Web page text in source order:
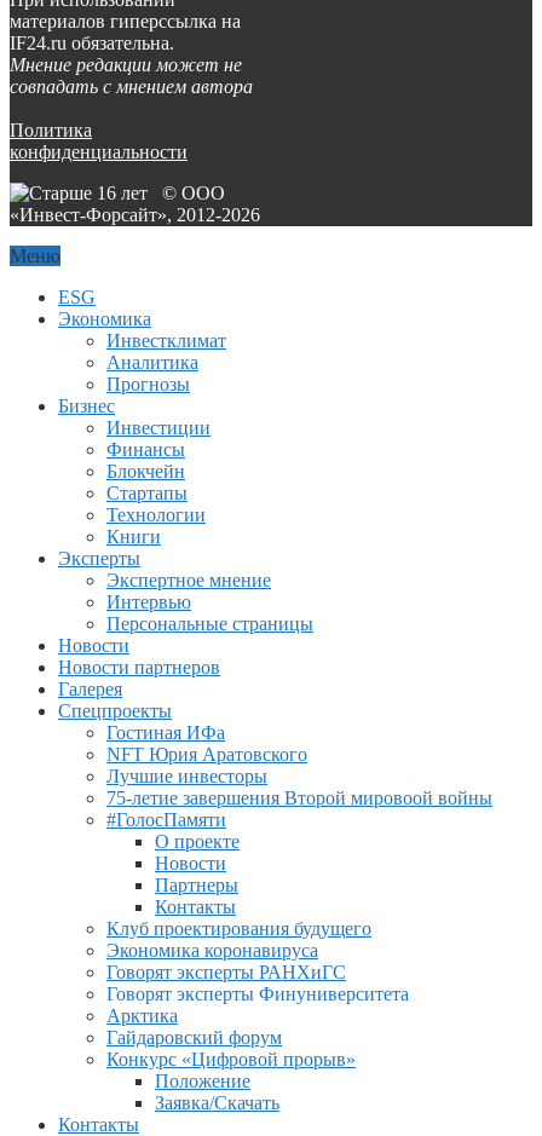
материалов гиперссылка на
IF24.ru обязательна.
Мнение редакции может не
совпадать с мнением автора
Политика
конфиденциальности
© ООО
«Инвест-Форсайт», 2012-2026
Меню
ESG
Экономика
Инвестклимат
Аналитика
Прогнозы
Бизнес
Инвестиции
Финансы
Блокчейн
Стартапы
Технологии
Книги
Эксперты
Экспертное мнение
Интервью
Персональные страницы
Новости
Новости партнеров
Галерея
Спецпроекты
Гостиная ИФа
NFT Юрия Аратовского
Лучшие инвесторы
75-летие завершения Второй мировоой войны
#ГолосПамяти
О проекте
Новости
Партнеры
Контакты
Клуб проектирования будущего
Экономика коронавируса
Говорят эксперты РАНХиГС
Говорят эксперты Финуниверситета
Арктика
Гайдаровский форум
Конкурс «Цифровой прорыв»
Положение
Заявка/Скачать
Контакты